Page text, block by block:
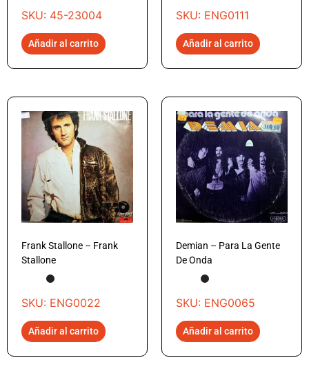
SKU: 45-23004
Añadir al carrito
SKU: ENG0111
Añadir al carrito
Frank Stallone – Frank
Stallone
SKU: ENG0022
Añadir al carrito
Demian – Para La Gente
De Onda
SKU: ENG0065
Añadir al carrito